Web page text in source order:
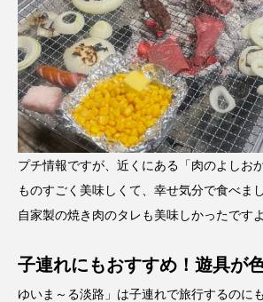
プチ情報ですが、近くにある「肉のよしお
ものすごく美味しくて、幸せ気分で食べまし
自家製の焼き肉のタレも美味しかったですよ
子連れにもおすすめ！遊具が
ゆいま～る淡路」は子連れで旅行するのに